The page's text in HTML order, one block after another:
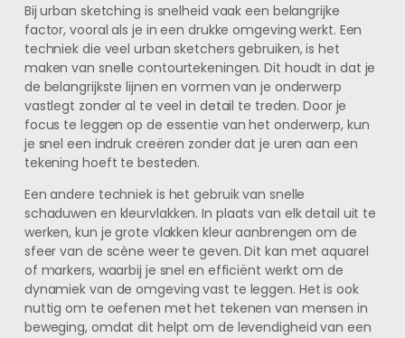
Bij urban sketching is snelheid vaak een belangrijke
factor, vooral als je in een drukke omgeving werkt. Een
techniek die veel urban sketchers gebruiken, is het
maken van snelle contourtekeningen. Dit houdt in dat je
de belangrijkste lijnen en vormen van je onderwerp
vastlegt zonder al te veel in detail te treden. Door je
focus te leggen op de essentie van het onderwerp, kun
je snel een indruk creëren zonder dat je uren aan een
tekening hoeft te besteden.
Een andere techniek is het gebruik van snelle
schaduwen en kleurvlakken. In plaats van elk detail uit te
werken, kun je grote vlakken kleur aanbrengen om de
sfeer van de scène weer te geven. Dit kan met aquarel
of markers, waarbij je snel en efficiënt werkt om de
dynamiek van de omgeving vast te leggen. Het is ook
nuttig om te oefenen met het tekenen van mensen in
beweging, omdat dit helpt om de levendigheid van een